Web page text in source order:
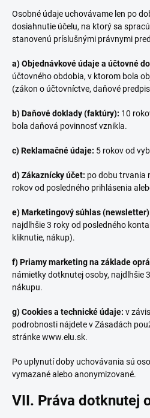
Osobné údaje uchovávame len po
dosiahnutie účelu, na ktorý sa
stanovenú príslušnými právnymi
a) Objednávkové údaje a účtovné
účtovného obdobia, v ktorom bola
(zákon o účtovníctve, daňové
b) Daňové doklady (faktúry): 10
bola daňová povinnosť vznikla.
c) Reklamačné údaje: 5 rokov od
d) Zákaznícky účet: po dobu trvania
rokov od posledného prihlásenia
e) Marketingový súhlas
najdlhšie 3 roky od posledného
kliknutie, nákup).
f) Priamy marketing na základe
námietky dotknutej osoby, najdlhšie
nákupu.
g) Cookies a technické údaje: v
podrobnosti nájdete v Zásadách
stránke www.elu.sk.
Po uplynutí doby uchovávania sú
vymazané alebo anonymizované.
VII. Práva dotknutej